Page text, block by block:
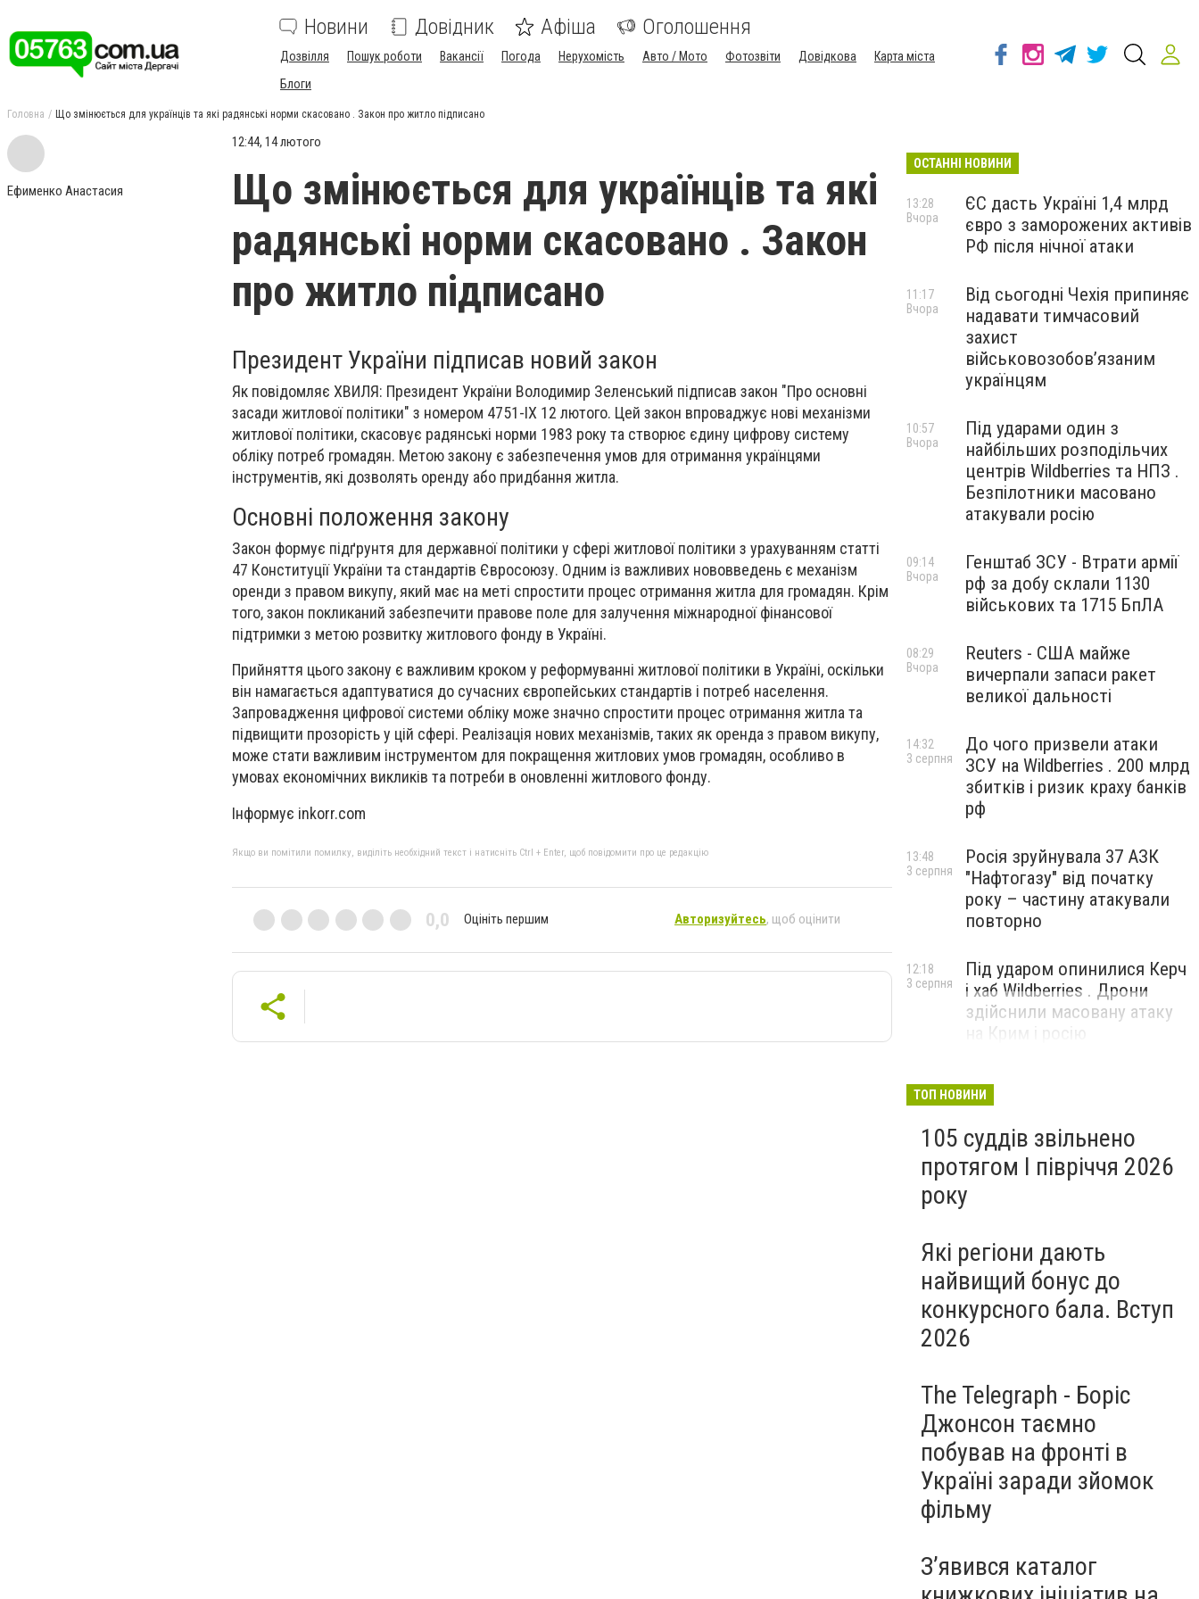
Новини Довідник Афіша Оголошення
Дозвілля Пошук роботи Вакансії Погода Нерухомість Авто / Мото Фотозвіти Довідкова
Карта міста
Блоги
Головна Що змінюється для українців та які радянські норми скасовано . Закон про житло підписано
Ефименко Анастасия
12:44, 14 лютого
Що змінюється для українців та які
радянські норми скасовано . Закон
про житло підписано
Президент України підписав новий закон
Як повідомляє ХВИЛЯ: Президент України Володимир Зеленський підписав закон "Про основні
засади житлової політики" з номером 4751-IX 12 лютого. Цей закон впроваджує нові механізми
житлової політики, скасовує радянські норми 1983 року та створює єдину цифрову систему
обліку потреб громадян. Метою закону є забезпечення умов для отримання українцями
інструментів, які дозволять оренду або придбання житла.
Основні положення закону
Закон формує підґрунтя для державної політики у сфері житлової політики з урахуванням статті
47 Конституції України та стандартів Євросоюзу. Одним із важливих нововведень є механізм
оренди з правом викупу, який має на меті спростити процес отримання житла для громадян. Крім
того, закон покликаний забезпечити правове поле для залучення міжнародної фінансової
підтримки з метою розвитку житлового фонду в Україні.
Прийняття цього закону є важливим кроком у реформуванні житлової політики в Україні, оскільки
він намагається адаптуватися до сучасних європейських стандартів і потреб населення.
Запровадження цифрової системи обліку може значно спростити процес отримання житла та
підвищити прозорість у цій сфері. Реалізація нових механізмів, таких як оренда з правом викупу,
може стати важливим інструментом для покращення житлових умов громадян, особливо в
умовах економічних викликів та потреби в оновленні житлового фонду.
Інформує inkorr.com
Якщо ви помітили помилку, виділіть необхідний текст і натисніть Ctrl + Enter, щоб повідомити про це редакцію
0,0 Оцініть першим Авторизуйтесь, щоб оцінити
ОСТАННІ НОВИНИ
ЄС дасть Україні 1,4 млрд
євро з заморожених активів
РФ після нічної атаки
13:28
Вчора
Від сьогодні Чехія припиняє
надавати тимчасовий
захист
військовозобов’язаним
українцям
11:17
Вчора
Під ударами один з
найбільших розподільчих
центрів Wildberries та НПЗ .
Безпілотники масовано
атакували росію
10:57
Вчора
Генштаб ЗСУ - Втрати армії
рф за добу склали 1130
військових та 1715 БпЛА
09:14
Вчора
Reuters - США майже
вичерпали запаси ракет
великої дальності
08:29
Вчора
До чого призвели атаки
ЗСУ на Wildberries . 200 млрд
збитків і ризик краху банків
рф
14:32
3 серпня
Росія зруйнувала 37 АЗК
"Нафтогазу" від початку
року – частину атакували
повторно
13:48
3 серпня
Під ударом опинилися Керч
і хаб Wildberries . Дрони
здійснили масовану атаку
на Крим і росію
12:18
3 серпня
ТОП НОВИНИ
105 суддів звільнено
протягом I півріччя 2026
року
Які регіони дають
найвищий бонус до
конкурсного бала. Вступ
2026
The Telegraph - Боріс
Джонсон таємно
побував на фронті в
Україні заради зйомок
фільму
З’явився каталог